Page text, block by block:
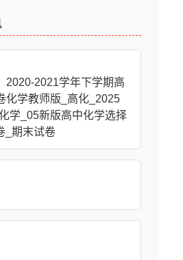
2020-2021学年下学期高
化学教师版_高化_2025
学_05新版高中化学选择
_期末试卷